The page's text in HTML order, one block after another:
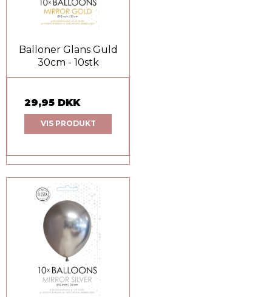
Balloner Glans Guld
30cm - 10stk
29,95 DKK
VIS PRODUKT